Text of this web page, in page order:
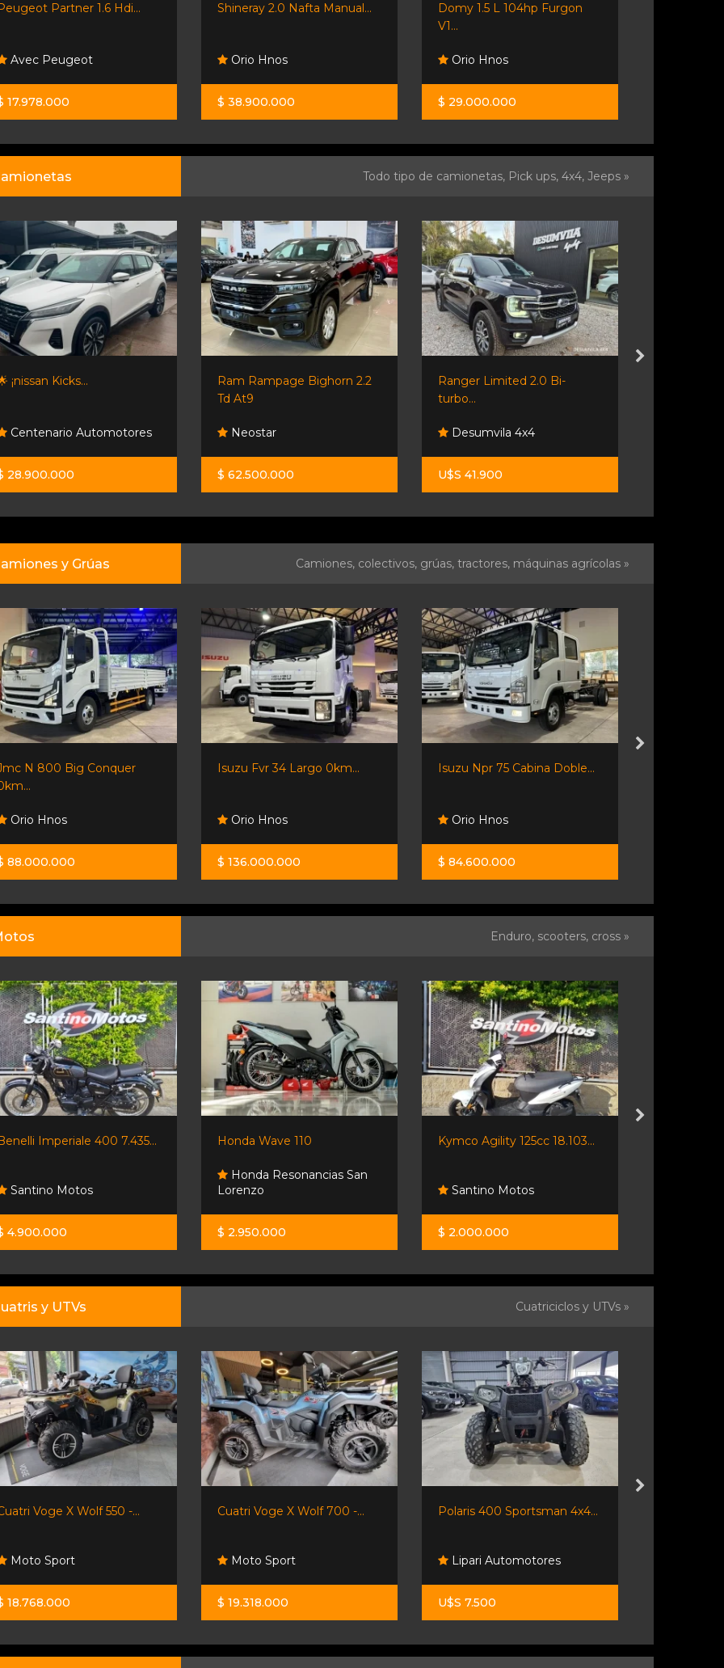
Partner 1.6 Hdi...
Avec Peugeot
17.978.000
Shineray 2.0 Nafta Manual...
Orio Hnos
$ 38.900.000
Domy 1.5 L 104hp Furgon
V1...
Orio Hnos
$ 29.000.000
Todo tipo de camionetas, Pick ups, 4x4, Jeeps »
¡nissan Kicks...
Centenario Automotores
28.900.000
Ram Rampage Bighorn 2.2
Td At9
Neostar
$ 62.500.000
Ranger Limited 2.0 Bi-
turbo...
Desumvila 4x4
U$S 41.900
y Grúas Camiones, colectivos, grúas, tractores, máquinas agrícolas »
N 800 Big Conquer
Orio Hnos
88.000.000
Isuzu Fvr 34 Largo 0km...
Orio Hnos
$ 136.000.000
Isuzu Npr 75 Cabina Doble...
Orio Hnos
$ 84.600.000
Enduro, scooters, cross »
Imperiale 400 7.435...
Santino Motos
4.900.000
Honda Wave 110
Honda Resonancias San
Lorenzo
$ 2.950.000
Kymco Agility 125cc 18.103...
Santino Motos
$ 2.000.000
y UTVs Cuatriciclos y UTVs »
Voge X Wolf 550 -...
Moto Sport
18.768.000
Cuatri Voge X Wolf 700 -...
Moto Sport
$ 19.318.000
Polaris 400 Sportsman 4x4...
Lipari Automotores
U$S 7.500